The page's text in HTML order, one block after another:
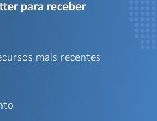
para receber
mais recentes